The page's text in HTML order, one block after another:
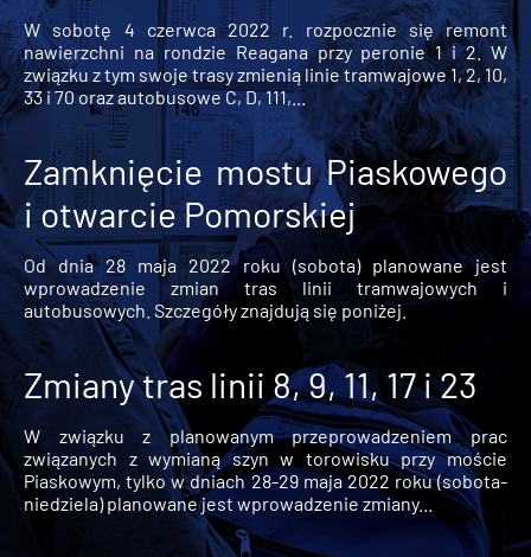
W sobotę 4 czerwca 2022 r. rozpocznie się remont
nawierzchni na rondzie Reagana przy peronie 1 i 2. W
związku z tym swoje trasy zmienią linie tramwajowe 1, 2, 10,
33 i 70 oraz autobusowe C, D, 111,...
Zamknięcie mostu Piaskowego
i otwarcie Pomorskiej
Od dnia 28 maja 2022 roku (sobota) planowane jest
wprowadzenie zmian tras linii tramwajowych i
autobusowych. Szczegóły znajdują się poniżej.
Zmiany tras linii 8, 9, 11, 17 i 23
W związku z planowanym przeprowadzeniem prac
związanych z wymianą szyn w torowisku przy moście
Piaskowym, tylko w dniach 28-29 maja 2022 roku (sobota-
niedziela) planowane jest wprowadzenie zmiany...